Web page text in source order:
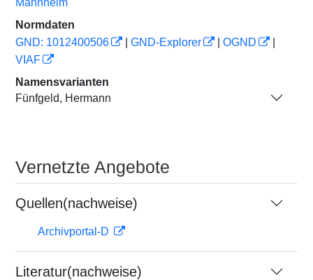
Mannheim
Normdaten
GND: 1012400506
GND-Explorer OGND
VIAF
Namensvarianten
Fünfgeld, Hermann
Vernetzte Angebote
Quellen(nachweise)
Archivportal-D
Literatur(nachweise)